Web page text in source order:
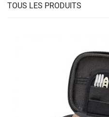
TOUS LES PRODUITS